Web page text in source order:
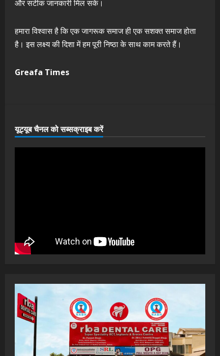
और सटीक जानकारी मिल सके।
हमारा विश्वास है कि एक जागरूक समाज ही एक सशक्त समाज होता
है। इस लक्ष्य की दिशा में हम पूरी निष्ठा के साथ काम करते हैं।
Greafa Times
यूट्यूब चैनल को सब्सक्राइब करें